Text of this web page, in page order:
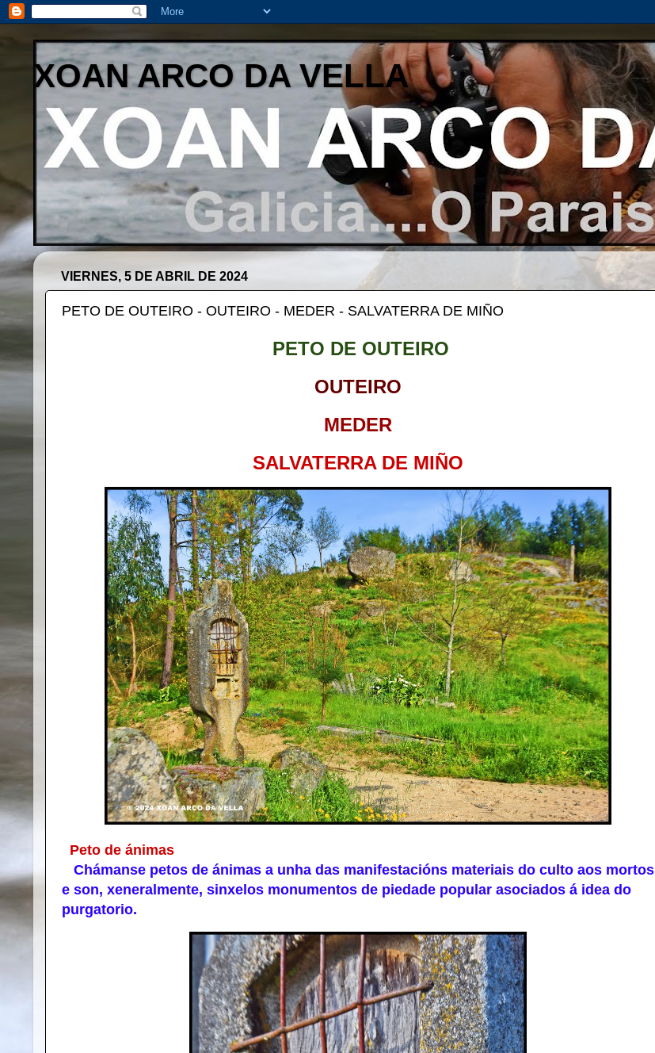
XOAN ARCO DA VELLA
VIERNES, 5 DE ABRIL DE 2024
PETO DE OUTEIRO - OUTEIRO - MEDER - SALVATERRA DE MIÑO
PETO DE OUTEIRO
OUTEIRO
MEDER
SALVATERRA DE MIÑO
Peto de ánimas
Chámanse petos de ánimas a unha das manifestacións materiais do culto aos mortos
e son, xeneralmente, sinxelos monumentos de piedade popular asociados á idea do
purgatorio.